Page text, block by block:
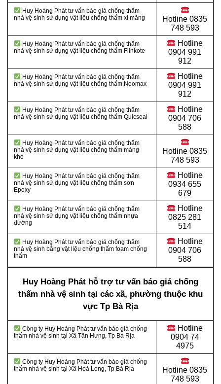
Huy Hoàng Phát tư vấn báo giá chống thấm
nhà vệ sinh sử dụng vật liệu chống thấm xi măng Hotline 0835
748 593
Huy Hoàng Phát tư vấn báo giá chống thấm
nhà vệ sinh sử dụng vật liệu chống thấm Flinkote
Hotline
0904 991
912
Huy Hoàng Phát tư vấn báo giá chống thấm
nhà vệ sinh sử dụng vật liệu chống thấm Neomax
Hotline
0904 991
912
Huy Hoàng Phát tư vấn báo giá chống thấm
nhà vệ sinh sử dụng vật liệu chống thấm Quicseal
Hotline
0904 706
588
Huy Hoàng Phát tư vấn báo giá chống thấm
nhà vệ sinh sử dụng vật liệu chống thấm màng
khò
Hotline 0835
748 593
Huy Hoàng Phát tư vấn báo giá chống thấm
nhà vệ sinh sử dụng vật liệu chống thấm sơn
Epoxy
Hotline
0934 655
679
Huy Hoàng Phát tư vấn báo giá chống thấm
nhà vệ sinh sử dụng vật liệu chống thấm nhựa
đường
Hotline
0825 281
514
Huy Hoàng Phát tư vấn báo giá chống thấm
nhà vệ sinh bằng vật liệu chống thấm foam chống
thấm
Hotline
0904 706
588
Huy Hoàng Phát hỗ trợ tư vấn báo giá chống
thấm nhà vệ sinh tại các xã, phường thuộc khu
vực Tp Bà Rịa
Công ty Huy Hoàng Phát tư vấn báo giá chống
thấm nhà vệ sinh tại Xã Tân Hưng, Tp Bà Rịa
Hotline
0904 74
4975
Công ty Huy Hoàng Phát tư vấn báo giá chống
thấm nhà vệ sinh tại Xã Hoà Long, Tp Bà Rịa
Hotline 0835
748 593